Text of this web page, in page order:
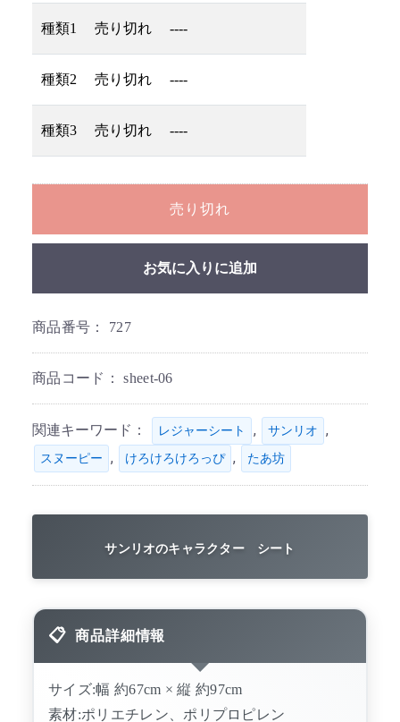
種類1 売り切れ ----
種類2 売り切れ ----
種類3 売り切れ ----
売り切れ
お気に入りに追加
商品番号： 727
商品コード：sheet-06
関連キーワード： レジャーシート , サンリオ ,
スヌーピー , けろけろけろっぴ , たあ坊
サンリオのキャラクター シート
商品詳細情報
サイズ:幅 約67cm × 縦 約97cm
素材:ポリエチレン、ポリプロピレン